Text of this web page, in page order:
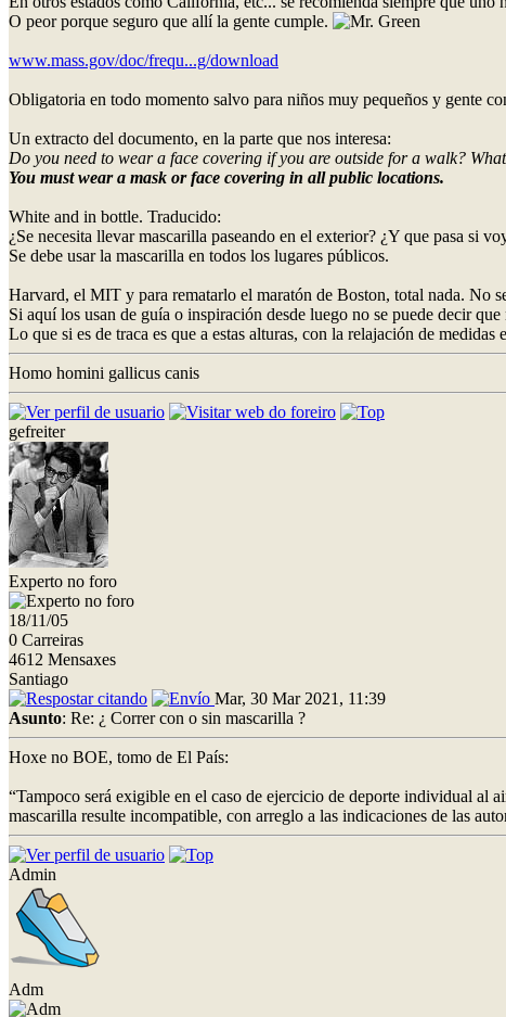
O peor porque seguro que allí la gente cumple.
www.mass.gov/doc/frequ...g/download
Obligatoria en todo momento salvo para niños muy pequeños y gente
Un extracto del documento, en la parte que nos interesa:
Do you need to wear a face covering if you are outside for a walk?
You must wear a mask or face covering in all public locations.
White and in bottle. Traducido:
¿Se necesita llevar mascarilla paseando en el exterior? ¿Y que pasa si
Se debe usar la mascarilla en todos los lugares públicos.
Harvard, el MIT y para rematarlo el maratón de Boston, total nada. No
Si aquí los usan de guía o inspiración desde luego no se puede decir que
Lo que si es de traca es que a estas alturas, con la relajación de
Homo homini gallicus canis
gefreiter
Experto no foro
18/11/05
0 Carreiras
4612 Mensaxes
Santiago
Mar, 30 Mar 2021, 11:39
Asunto: Re: ¿ Correr con o sin mascarilla ?
Hoxe no BOE, tomo de El País:
“Tampoco será exigible en el caso de ejercicio de deporte individual al
mascarilla resulte incompatible, con arreglo a las indicaciones de las
Admin
Adm